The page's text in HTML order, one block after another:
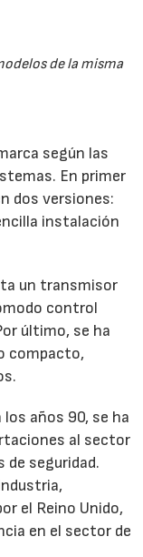
de la misma
según las
En primer
dos versiones:
instalación
un transmisor
control
último, se ha
compacto,
años 90, se ha
al sector
seguridad.
el Reino Unido,
en el sector de